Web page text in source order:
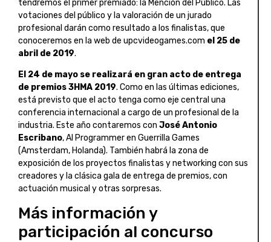
tendremos el primer premiado: la Mención del Público. Las
votaciones del público y la valoración de un jurado
profesional darán como resultado a los finalistas, que
conoceremos en la web de upcvideogames.com el 25 de
abril de 2019.
El 24 de mayo se realizará en gran acto de entrega
de premios 3HMA 2019. Como en las últimas ediciones,
está previsto que el acto tenga como eje central una
conferencia internacional a cargo de un profesional de la
industria. Este año contaremos con José Antonio
Escribano, AI Programmer en Guerrilla Games
(Amsterdam, Holanda). También habrá la zona de
exposición de los proyectos finalistas y networking con sus
creadores y la clásica gala de entrega de premios, con
actuación musical y otras sorpresas.
Más información y
participación al concurso